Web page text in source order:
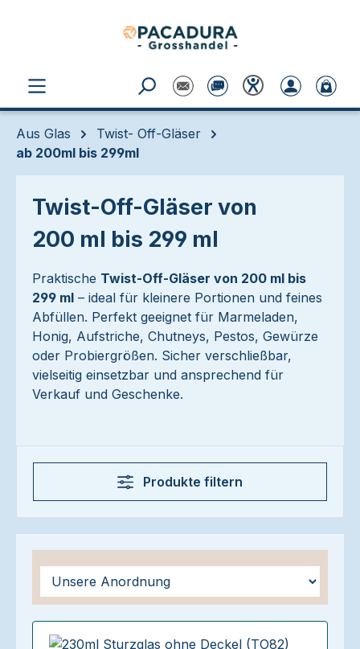
Aus Glas
Twist- Off-Gläser
ab 200ml bis 299ml
Twist-Off-Gläser von
200 ml bis 299 ml
Praktische Twist-Off-Gläser von 200 ml bis
299 ml – ideal für kleinere Portionen und feines
Abfüllen. Perfekt geeignet für Marmeladen,
Honig, Aufstriche, Chutneys, Pestos, Gewürze
oder Probiergrößen. Sicher verschließbar,
vielseitig einsetzbar und ansprechend für
Verkauf und Geschenke.
Produkte filtern